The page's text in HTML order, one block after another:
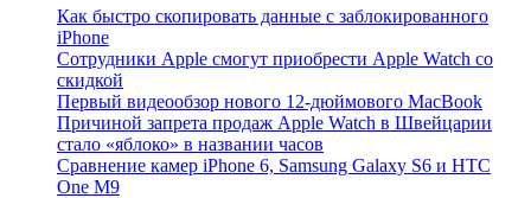
Как быстро скопировать данные с заблокированного
iPhone
Сотрудники Apple смогут приобрести Apple Watch со
скидкой
Первый видеообзор нового 12-дюймового MacBook
Причиной запрета продаж Apple Watch в Швейцарии
стало «яблоко» в названии часов
Cравнение камер iPhone 6, Samsung Galaxy S6 и HTC
One M9